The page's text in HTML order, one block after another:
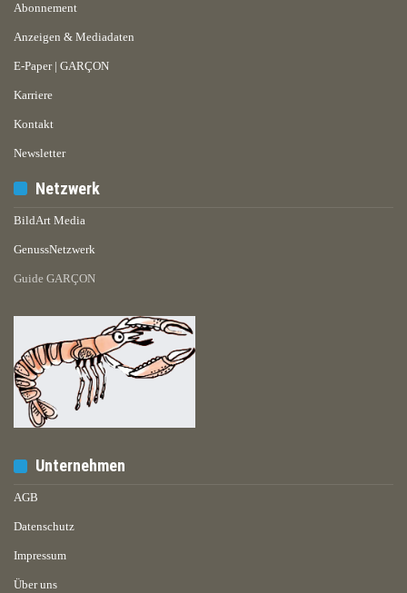
Abonnement
Anzeigen & Mediadaten
E-Paper | GARÇON
Karriere
Kontakt
Newsletter
Netzwerk
BildArt Media
GenussNetzwerk
Guide GARÇON
Unternehmen
AGB
Datenschutz
Impressum
Über uns